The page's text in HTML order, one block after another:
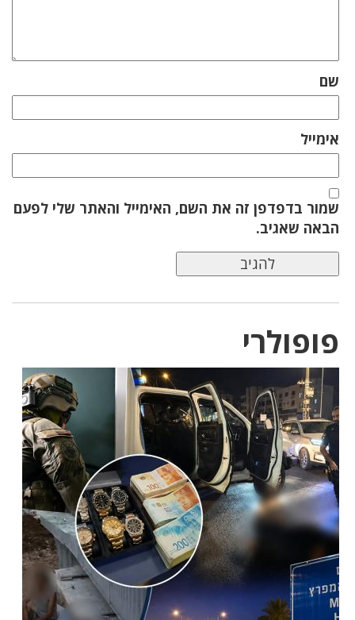
שם
אימייל
שמור בדפדפן זה את השם, האימייל והאתר שלי לפעם
הבאה שאגיב.
פופולרי